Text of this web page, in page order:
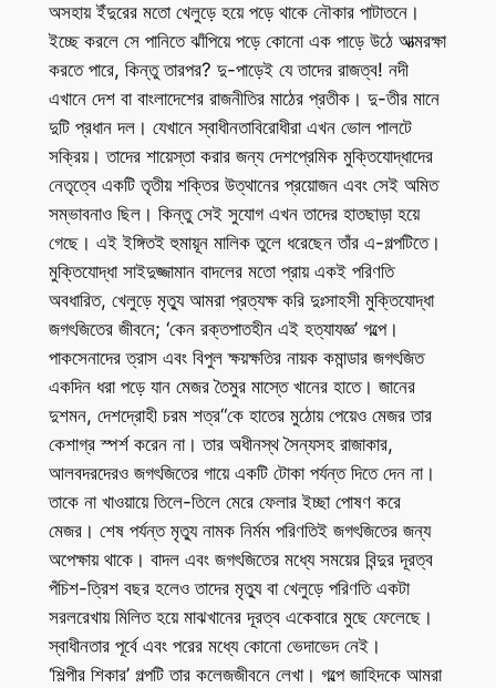
অসহায় ইঁদুরের মতো খেলুড়ে হয়ে পড়ে থাকে নৌকার পাটাতনে।
ইচ্ছে করলে সে পানিতে ঝাঁপিয়ে পড়ে কোনো এক পাড়ে উঠে আত্মরক্ষা
করতে পারে, কিন্তু তারপর? দু-পাড়েই যে তাদের রাজত্ব! নদী
এখানে দেশ বা বাংলাদেশের রাজনীতির মাঠের প্রতীক। দু-তীর মানে
দুটি প্রধান দল। যেখানে স্বাধীনতাবিরোধীরা এখন ভোল পালটে
সক্রিয়। তাদের শায়েস্তা করার জন্য দেশপ্রেমিক মুক্তিযোদ্ধাদের
নেতৃত্বে একটি তৃতীয় শক্তির উত্থানের প্রয়োজন এবং সেই অমিত
সম্ভাবনাও ছিল। কিন্তু সেই সুযোগ এখন তাদের হাতছাড়া হয়ে
গেছে। এই ইঙ্গিতই হুমায়ূন মালিক তুলে ধরেছেন তাঁর এ-গল্পটিতে।
মুক্তিযোদ্ধা সাইদুজ্জামান বাদলের মতো প্রায় একই পরিণতি
অবধারিত, খেলুড়ে মৃত্যু আমরা প্রত্যক্ষ করি দুঃসাহসী মুক্তিযোদ্ধা
জগৎজিতের জীবনে; ‘কেন রক্তপাতহীন এই হত্যাযজ্ঞ’ গল্পে।
পাকসেনাদের ত্রাস এবং বিপুল ক্ষয়ক্ষতির নায়ক কমান্ডার জগৎজিত
একদিন ধরা পড়ে যান মেজর তৈমুর মাস্তে খানের হাতে। জানের
দুশমন, দেশদ্রোহী চরম শত্র“কে হাতের মুঠোয় পেয়েও মেজর তার
কেশাগ্র স্পর্শ করেন না। তার অধীনস্থ সৈন্যসহ রাজাকার,
আলবদরদেরও জগৎজিতের গায়ে একটি টোকা পর্যন্ত দিতে দেন না।
তাকে না খাওয়ায়ে তিলে-তিলে মেরে ফেলার ইচ্ছা পোষণ করে
মেজর। শেষ পর্যন্ত মৃত্যু নামক নির্মম পরিণতিই জগৎজিতের জন্য
অপেক্ষায় থাকে। বাদল এবং জগৎজিতের মধ্যে সময়ের বিন্দুর দূরত্ব
পঁচিশ-ত্রিশ বছর হলেও তাদের মৃত্যু বা খেলুড়ে পরিণতি একটা
সরলরেখায় মিলিত হয়ে মাঝখানের দূরত্ব একেবারে মুছে ফেলেছে।
স্বাধীনতার পূর্বে এবং পরের মধ্যে কোনো ভেদাভেদ নেই।
‘শিল্পীর শিকার’ গল্পটি তার কলেজজীবনে লেখা। গল্পে জাহিদকে আমরা